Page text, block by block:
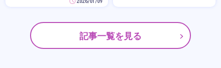
記事一覧を見る